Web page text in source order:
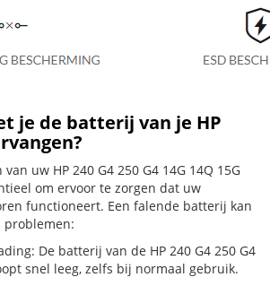
je de batterij van je HP
uw HP 240 G4 250 G4 14G 14Q 15G
om ervoor te zorgen dat uw
functioneert. Een falende batterij kan
problemen:
De batterij van de HP 240 G4 250 G4
snel leeg, zelfs bij normaal gebruik.